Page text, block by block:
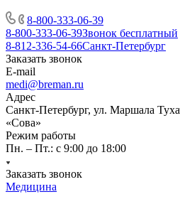
8-800-333-06-39
8-800-333-06-39Звонок бесплатный
8-812-336-54-66Санкт-Петербург
Заказать звонок
E-mail
medi@breman.ru
Адрес
Санкт-Петербург, ул. Маршала
«Сова»
Режим работы
Пн. – Пт.: с 9:00 до 18:00
Заказать звонок
Медицина